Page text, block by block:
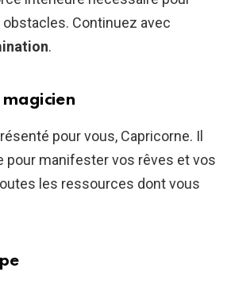
Continuez avec
.
magicien
pour vous, Capricorne. Il
pour manifester vos rêves et vos
les ressources dont vous